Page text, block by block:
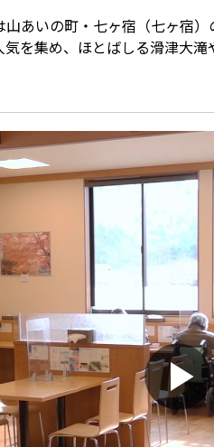
あいの町・七ヶ宿（七ヶ宿
を集め、ほとばしる滑津大